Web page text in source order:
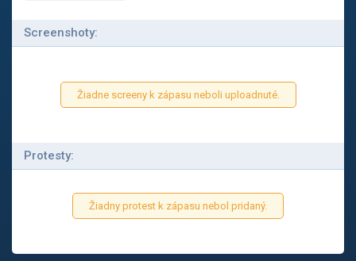
Screenshoty:
Žiadne screeny k zápasu neboli uploadnuté.
Protesty:
Žiadny protest k zápasu nebol pridaný.